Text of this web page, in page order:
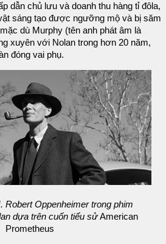
dẫn chủ lưu và doanh thu hàng tỉ đôla,
sáng tạo được ngưỡng mộ và bị săm
dù Murphy (tên anh phát âm là
xuyên với Nolan trong hơn 20 năm,
đóng vai phụ.
Robert Oppenheimer trong phim
dựa trên cuốn tiểu sửAmerican
Prometheus